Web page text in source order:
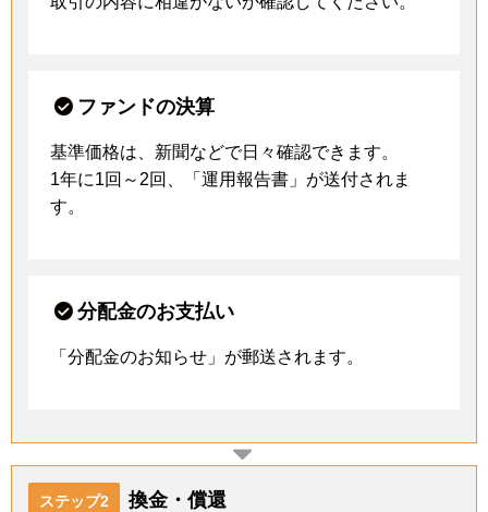
ファンドの決算
基準価格は、新聞などで日々確認できます。
1年に1回～2回、「運用報告書」が送付されま
す。
分配金のお支払い
「分配金のお知らせ」が郵送されます。
ステップ2 換金・償還